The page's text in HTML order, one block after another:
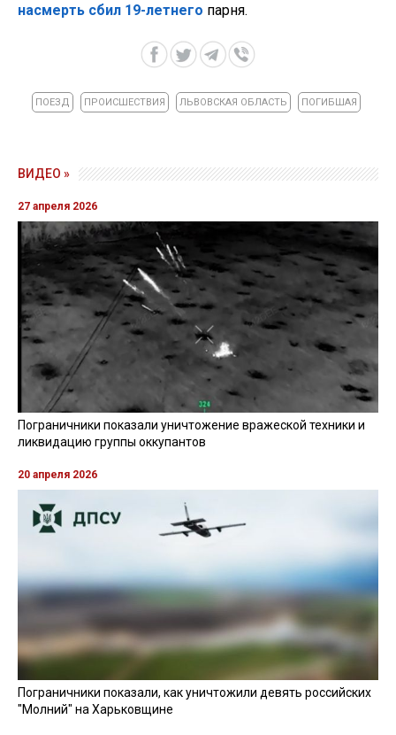
насмерть сбил 19-летнего парня.
ПОЕЗД ПРОИСШЕСТВИЯ ЛЬВОВСКАЯ ОБЛАСТЬ ПОГИБШАЯ
ВИДЕО »
27 апреля 2026
Пограничники показали уничтожение вражеской техники и
ликвидацию группы оккупантов
20 апреля 2026
Пограничники показали, как уничтожили девять российских
"Молний" на Харьковщине